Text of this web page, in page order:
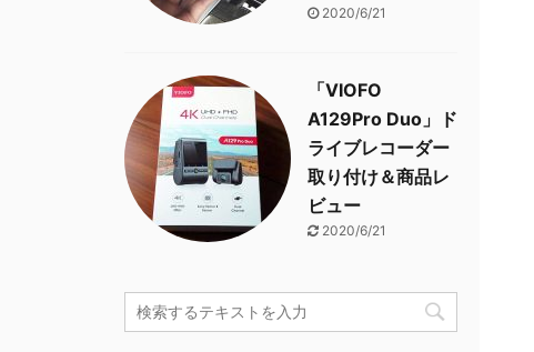
2020/6/21
「VIOFO
A129Pro Duo」ド
ライブレコーダー
取り付け＆商品レ
ビュー
2020/6/21